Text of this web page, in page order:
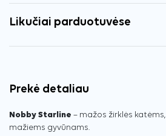
Likučiai parduotuvėse
Prekė detaliau
Nobby Starline – mažos žirklės
mažiems gyvūnams.